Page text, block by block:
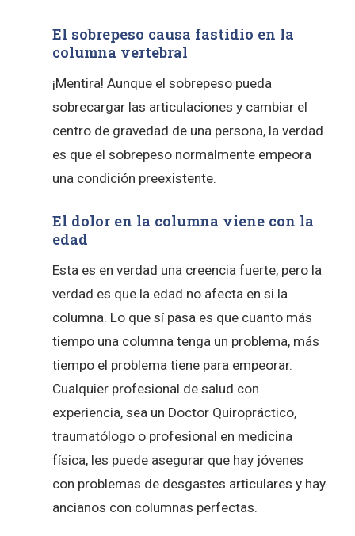
El sobrepeso causa fastidio en la
columna vertebral
¡Mentira! Aunque el sobrepeso pueda
sobrecargar las articulaciones y cambiar el
centro de gravedad de una persona, la verdad
es que el sobrepeso normalmente empeora
una condición preexistente.
El dolor en la columna viene con la
edad
Esta es en verdad una creencia fuerte, pero la
verdad es que la edad no afecta en si la
columna. Lo que sí pasa es que cuanto más
tiempo una columna tenga un problema, más
tiempo el problema tiene para empeorar.
Cualquier profesional de salud con
experiencia, sea un Doctor Quiropráctico,
traumatólogo o profesional en medicina
física, les puede asegurar que hay jóvenes
con problemas de desgastes articulares y hay
ancianos con columnas perfectas.